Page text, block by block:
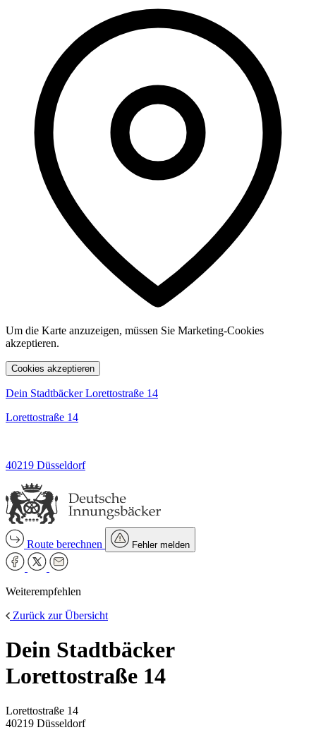
Um die Karte anzuzeigen, müssen Sie Marketing-Cookies
akzeptieren.
Cookies akzeptieren
Dein Stadtbäcker Lorettostraße 14
Lorettostraße 14
40219 Düsseldorf
Route berechnen Fehler melden
Weiterempfehlen
Zurück zur Übersicht
Dein Stadtbäcker
Lorettostraße 14
Lorettostraße 14
40219 Düsseldorf